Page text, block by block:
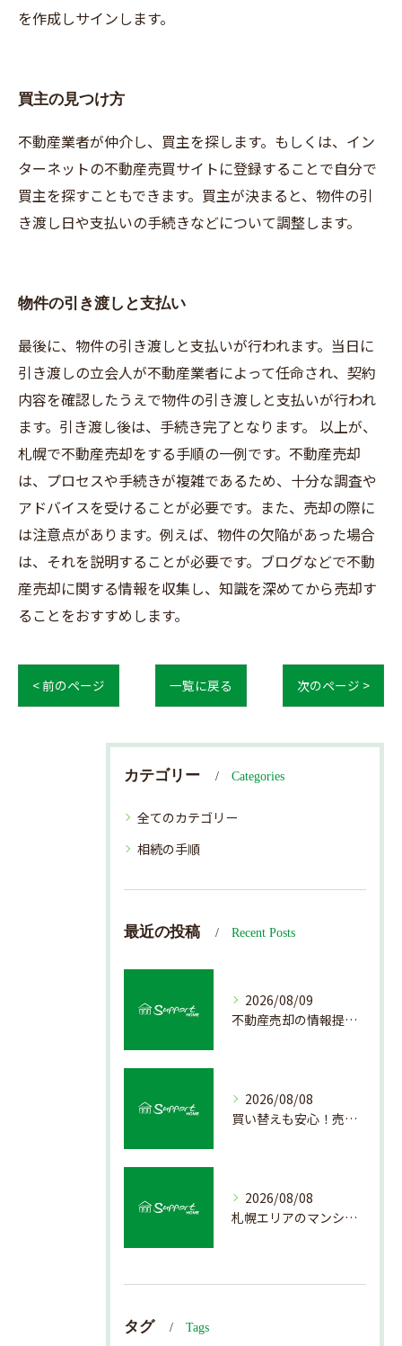
を作成しサインします。
買主の見つけ方
不動産業者が仲介し、買主を探します。もしくは、イン
ターネットの不動産売買サイトに登録することで自分で
買主を探すこともできます。買主が決まると、物件の引
き渡し日や支払いの手続きなどについて調整します。
物件の引き渡しと支払い
最後に、物件の引き渡しと支払いが行われます。当日に
引き渡しの立会人が不動産業者によって任命され、契約
内容を確認したうえで物件の引き渡しと支払いが行われ
ます。引き渡し後は、手続き完了となります。 以上が、
札幌で不動産売却をする手順の一例です。不動産売却
は、プロセスや手続きが複雑であるため、十分な調査や
アドバイスを受けることが必要です。また、売却の際に
は注意点があります。例えば、物件の欠陥があった場合
は、それを説明することが必要です。ブログなどで不動
産売却に関する情報を収集し、知識を深めてから売却す
ることをおすすめします。
< 前のページ 一覧に戻る 次のページ >
カテゴリー Categories
全てのカテゴリー
相続の手順
最近の投稿 Recent Posts
2026/08/09
不動産売却の情報提供を通じて北海道札幌市で後悔しない売却を実現するためのポイント
2026/08/08
買い替えも安心！売却プロセスの簡略化方法
2026/08/08
札幌エリアのマンション売却で失敗しない査定の秘訣
タグ Tags